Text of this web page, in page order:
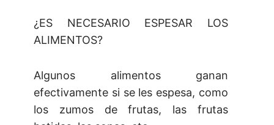
¿ES NECESARIO ESPESAR LOS
ALIMENTOS?
Algunos alimentos ganan
efectivamente si se les espesa, como
los zumos de frutas, las frutas